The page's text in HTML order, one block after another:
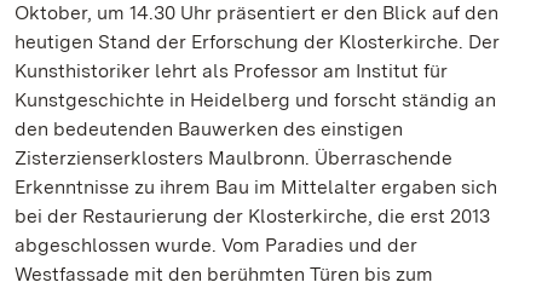
Oktober, um 14.30 Uhr präsentiert er den Blick auf den
heutigen Stand der Erforschung der Klosterkirche. Der
Kunsthistoriker lehrt als Professor am Institut für
Kunstgeschichte in Heidelberg und forscht ständig an
den bedeutenden Bauwerken des einstigen
Zisterzienserklosters Maulbronn. Überraschende
Erkenntnisse zu ihrem Bau im Mittelalter ergaben sich
bei der Restaurierung der Klosterkirche, die erst 2013
abgeschlossen wurde. Vom Paradies und der
Westfassade mit den berühmten Türen bis zum